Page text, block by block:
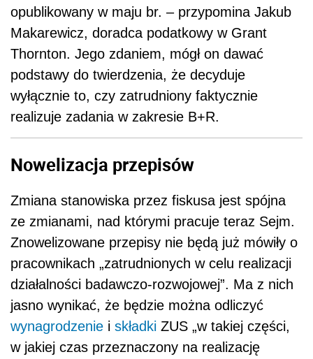
opublikowany w maju br. – przypomina Jakub
Makarewicz, doradca podatkowy w Grant
Thornton. Jego zdaniem, mógł on dawać
podstawy do twierdzenia, że decyduje
wyłącznie to, czy zatrudniony faktycznie
realizuje zadania w zakresie B+R.
Nowelizacja przepisów
Zmiana stanowiska przez fiskusa jest spójna
ze zmianami, nad którymi pracuje teraz Sejm.
Znowelizowane przepisy nie będą już mówiły o
pracownikach „zatrudnionych w celu realizacji
działalności badawczo-rozwojowej”. Ma z nich
jasno wynikać, że będzie można odliczyć
wynagrodzenie i składki ZUS „w takiej części,
w jakiej czas przeznaczony na realizację